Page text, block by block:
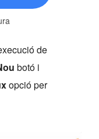
de
botó i
opció per